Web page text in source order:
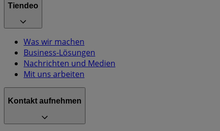
Tiendeo
Was wir machen
Business-Lösungen
Nachrichten und Medien
Mit uns arbeiten
Kontakt aufnehmen